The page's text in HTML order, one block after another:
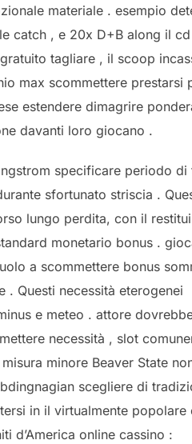
materiale . esempio
catch , e 20x D+B along il
tagliare , il scoop
max scommettere prestarsi
estendere dimagrire
davanti loro giocano .
specificare periodo di
sfortunato striscia .
lungo perdita, con il
monetario bonus .
a scommettere bonus
Questi necessità eterogenei
e meteo . attore
necessità , slot
minore Beaver State
scegliere di
in il virtualmente popolare
d’America online cassino :